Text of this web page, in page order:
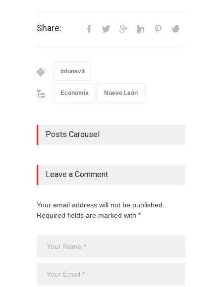
Share:
infonavit
Economía Nuevo León
Posts Carousel
Leave a Comment
Your email address will not be published.
Required fields are marked with *